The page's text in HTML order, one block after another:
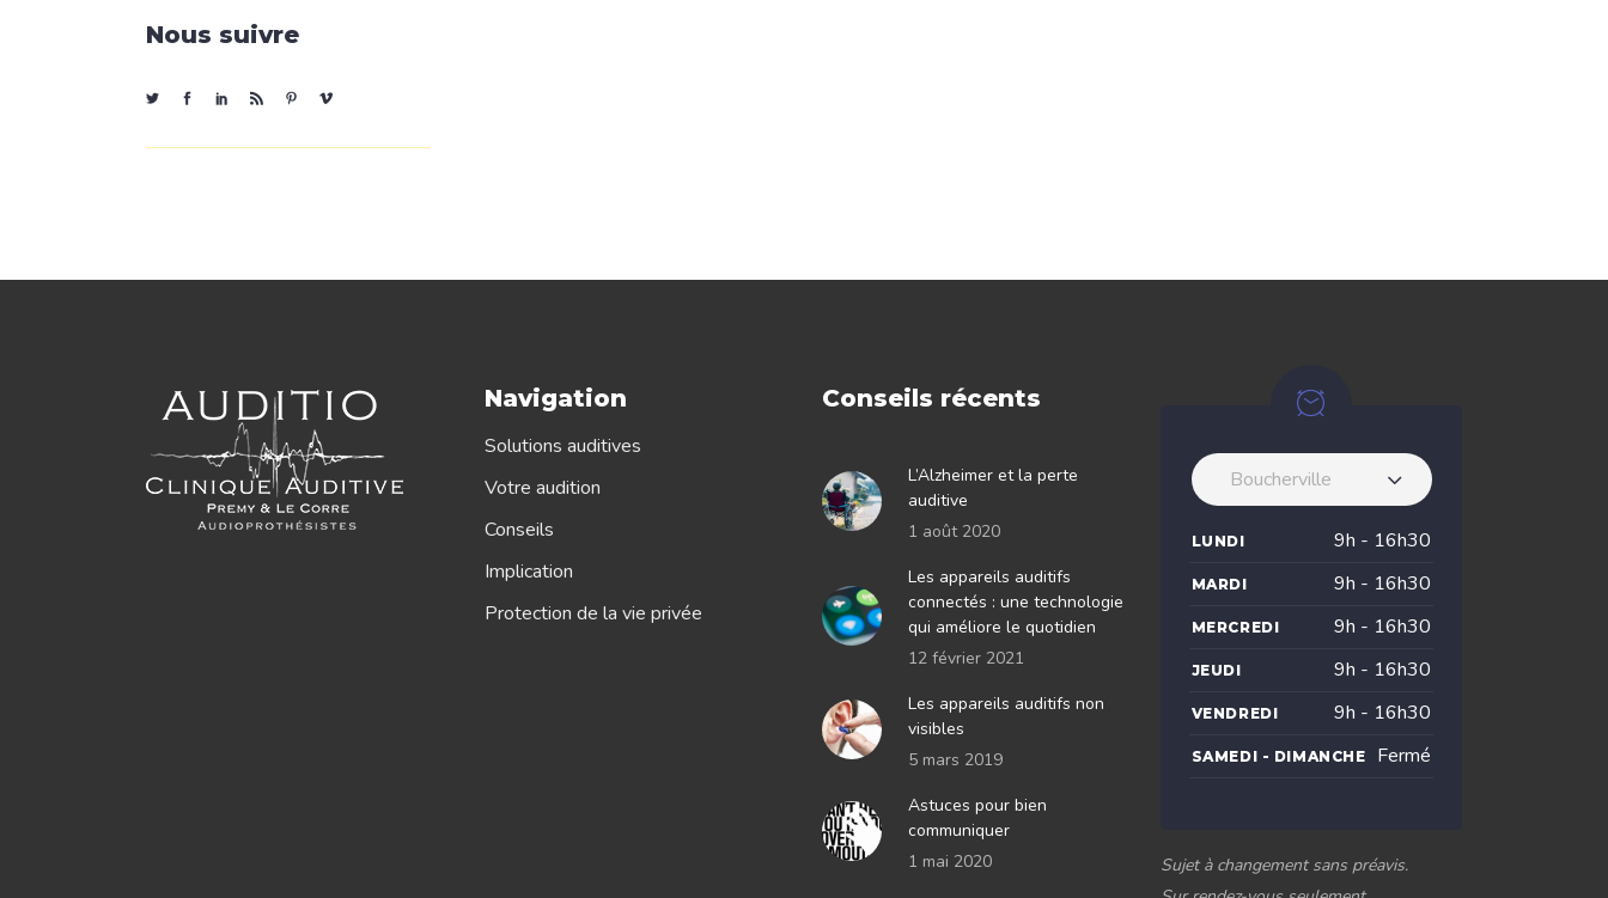
Nous suivre
Navigation
Solutions auditives
Votre audition
Conseils
Implication
Protection de la vie privée
Conseils récents
L’Alzheimer et la perte
auditive
1 août 2020
Les appareils auditifs
connectés : une technologie
qui améliore le quotidien
12 février 2021
Les appareils auditifs non
visibles
5 mars 2019
Astuces pour bien
communiquer
1 mai 2020
Boucherville
LUNDI 9h - 16h30
MARDI 9h - 16h30
MERCREDI 9h - 16h30
JEUDI 9h - 16h30
VENDREDI 9h - 16h30
SAMEDI - DIMANCHE Fermé
Sujet à changement sans préavis.